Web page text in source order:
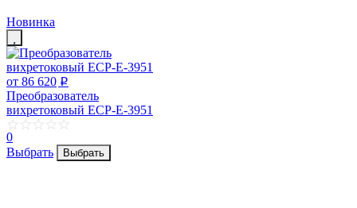
Новинка
от 86 620 p
Преобразователь
вихретоковый ECP-E-3951
0
Выбрать
Выбрать